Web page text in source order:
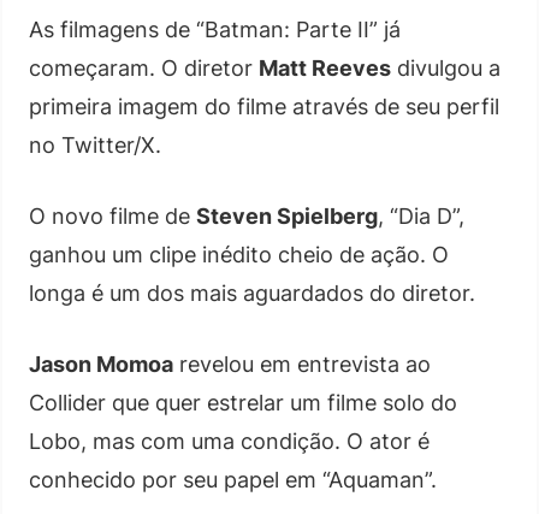
As filmagens de “Batman: Parte II” já
começaram. O diretor Matt Reeves divulgou a
primeira imagem do filme através de seu perfil
no Twitter/X.
O novo filme de Steven Spielberg, “Dia D”,
ganhou um clipe inédito cheio de ação. O
longa é um dos mais aguardados do diretor.
Jason Momoa revelou em entrevista ao
Collider que quer estrelar um filme solo do
Lobo, mas com uma condição. O ator é
conhecido por seu papel em “Aquaman”.